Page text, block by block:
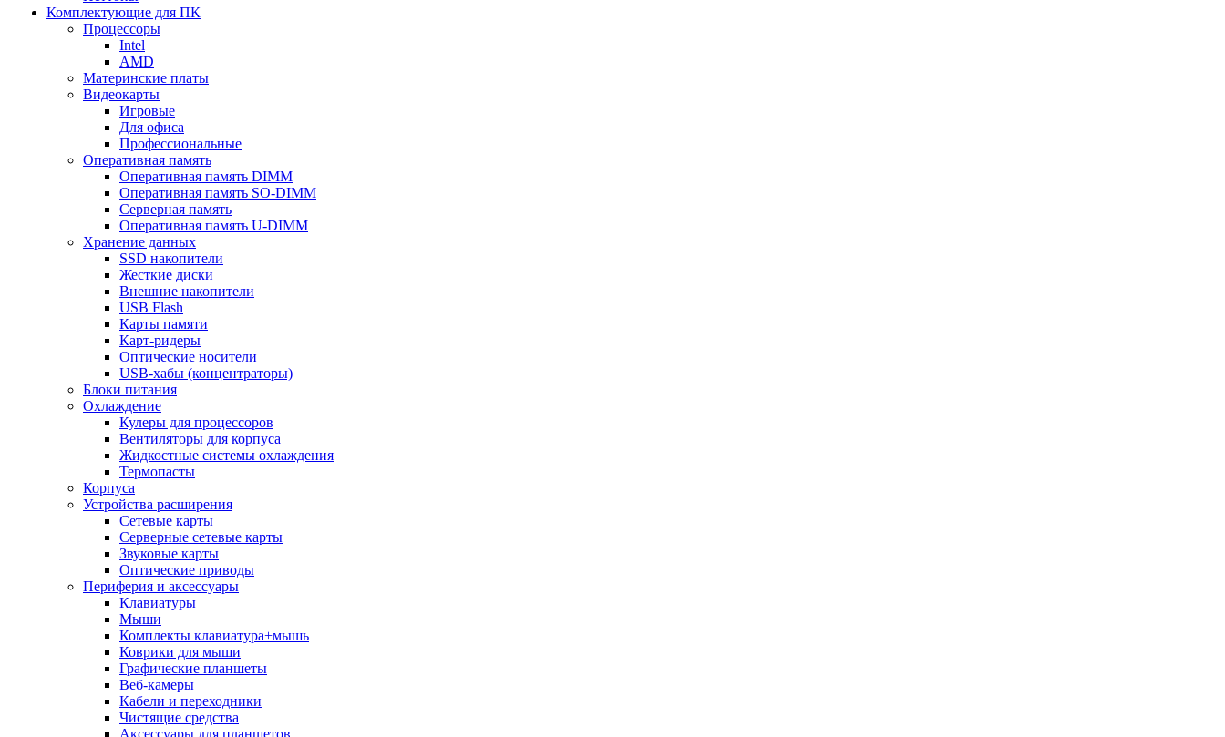
Комплектующие для ПК
Процессоры
Intel
AMD
Материнские платы
Видеокарты
Игровые
Для офиса
Профессиональные
Оперативная память
Оперативная память DIMM
Оперативная память SO-DIMM
Серверная память
Оперативная память U-DIMM
Хранение данных
SSD накопители
Жесткие диски
Внешние накопители
USB Flash
Карты памяти
Карт-ридеры
Оптические носители
USB-хабы (концентраторы)
Блоки питания
Охлаждение
Кулеры для процессоров
Вентиляторы для корпуса
Жидкостные системы охлаждения
Термопасты
Корпуса
Устройства расширения
Сетевые карты
Серверные сетевые карты
Звуковые карты
Оптические приводы
Периферия и аксессуары
Клавиатуры
Мыши
Комплекты клавиатура+мышь
Коврики для мыши
Графические планшеты
Веб-камеры
Кабели и переходники
Чистящие средства
Аксессуары для планшетов